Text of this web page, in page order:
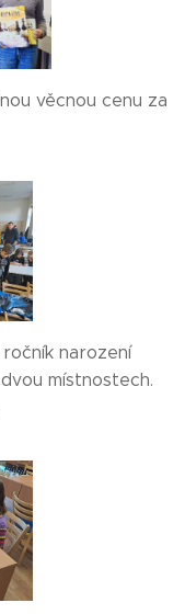
věcnou cenu za
narození
místnostech.